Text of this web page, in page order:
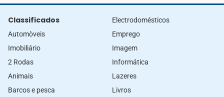
Classificados
Automòveis
Imobiliário
2 Rodas
Animais
Barcos e pesca
Electrodomésticos
Emprego
Imagem
Informática
Lazeres
Livros